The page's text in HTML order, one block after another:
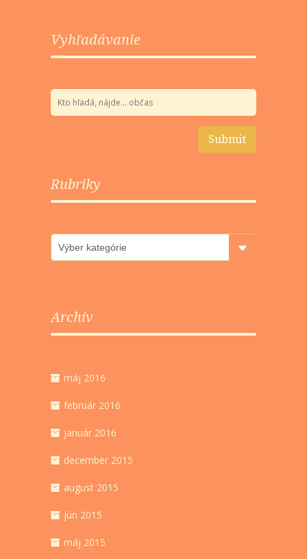
Vyhľadávanie
Rubriky
Rubriky
Archív
máj 2016
február 2016
január 2016
december 2015
august 2015
jún 2015
máj 2015